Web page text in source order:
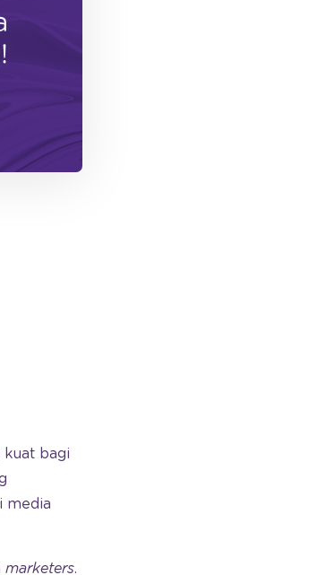
kuat bagi
media
marketers.